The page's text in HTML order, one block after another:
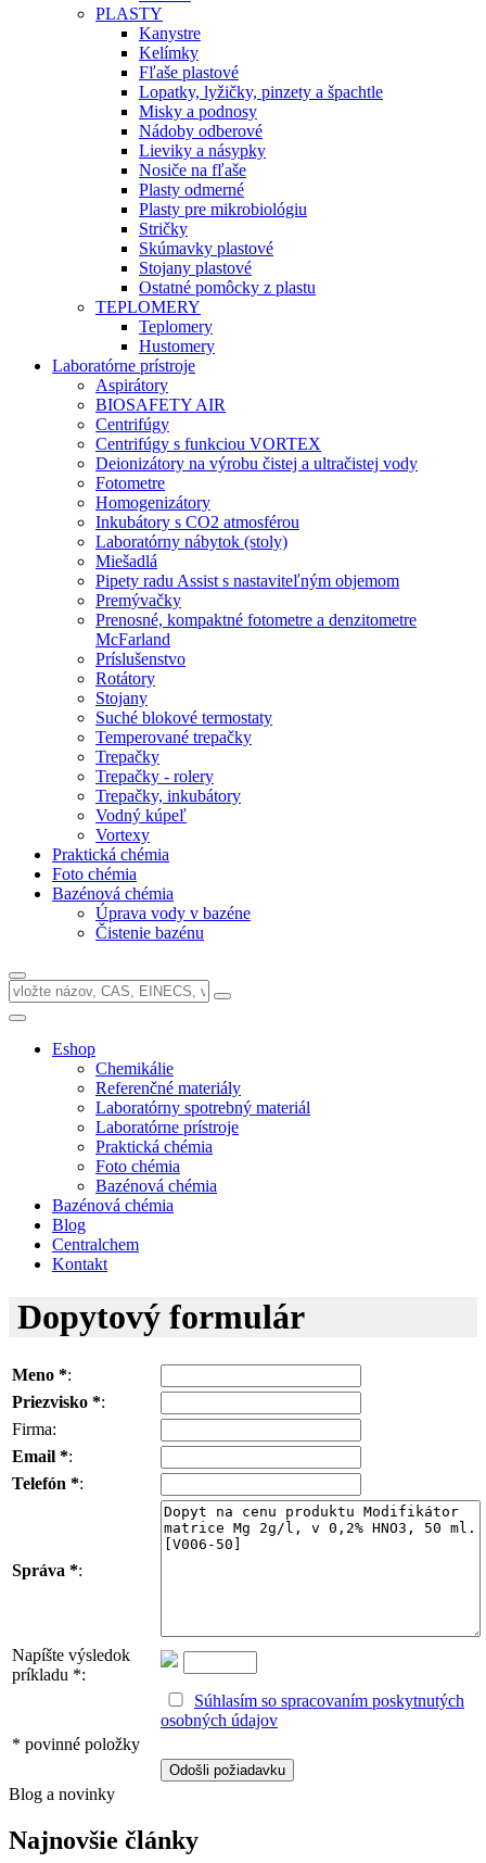
PLASTY
Kanystre
Kelímky
Fľaše plastové
Lopatky, lyžičky, pinzety a špachtle
Misky a podnosy
Nádoby odberové
Lieviky a násypky
Nosiče na fľaše
Plasty odmerné
Plasty pre mikrobiológiu
Stričky
Skúmavky plastové
Stojany plastové
Ostatné pomôcky z plastu
TEPLOMERY
Teplomery
Hustomery
Laboratórne prístroje
Aspirátory
BIOSAFETY AIR
Centrifúgy
Centrifúgy s funkciou VORTEX
Deionizátory na výrobu čistej a ultračistej vody
Fotometre
Homogenizátory
Inkubátory s CO2 atmosférou
Laboratórny nábytok (stoly)
Miešadlá
Pipety radu Assist s nastaviteľným objemom
Premývačky
Prenosné, kompaktné fotometre a denzitometre
McFarland
Príslušenstvo
Rotátory
Stojany
Suché blokové termostaty
Temperované trepačky
Trepačky
Trepačky - rolery
Trepačky, inkubátory
Vodný kúpeľ
Vortexy
Praktická chémia
Foto chémia
Bazénová chémia
Úprava vody v bazéne
Čistenie bazénu
Eshop
Chemikálie
Referenčné materiály
Laboratórny spotrebný materiál
Laboratórne prístroje
Praktická chémia
Foto chémia
Bazénová chémia
Bazénová chémia
Blog
Centralchem
Kontakt
Dopytový formulár
Meno *:
Priezvisko *:
Firma:
Email *:
Telefón *:
Správa *:
Napíšte výsledok
príkladu *:
Súhlasím so spracovaním poskytnutých
osobných údajov
* povinné položky
Blog a novinky
Najnovšie články